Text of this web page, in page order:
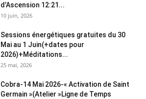
d’Ascension 12:21...
10 juin, 2026
Sessions énergétiques gratuites du 30
Mai au 1 Juin(+dates pour
2026)+Méditations...
25 mai, 2026
Cobra-14 Mai 2026-« Activation de Saint
Germain »(Atelier »Ligne de Temps